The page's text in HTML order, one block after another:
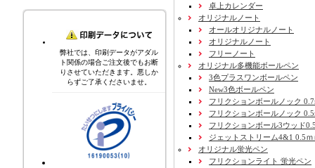
弊社では、印刷データがアダル
ト関係の場合ご注文後でもお断
りさせていただきます。悪しか
らずご了承くださいませ。
卓上カレンダー
オリジナルノート
オールオリジナルノート
オリジナルノート
フリーノート
オリジナル多機能ボールペン
3色プラスワンボールペン
New3色ボールペン
フリクションボールノック
フリクションボールノック
フリクションボール3ウッド
ジェットストリーム4&1 0.5ｍ
オリジナル蛍光ペン
フリクションライト 蛍光ペン